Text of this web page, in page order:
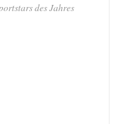
des Jahres